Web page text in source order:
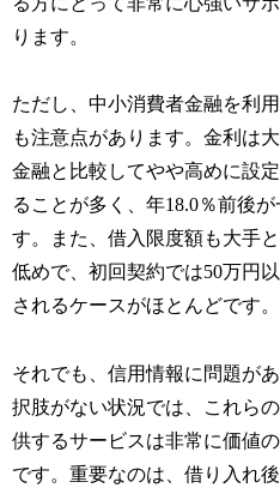
ります。
ただし、中小消費者金融を利
も注意点があります。金利は
金融と比較してやや高めに設
ることが多く、年18.0％前後
す。また、借入限度額も大手
低めで、初回契約では50万円
されるケースがほとんどです。
それでも、信用情報に問題が
択肢がない状況では、これら
供するサービスは非常に価値
です。重要なのは、借り入れ